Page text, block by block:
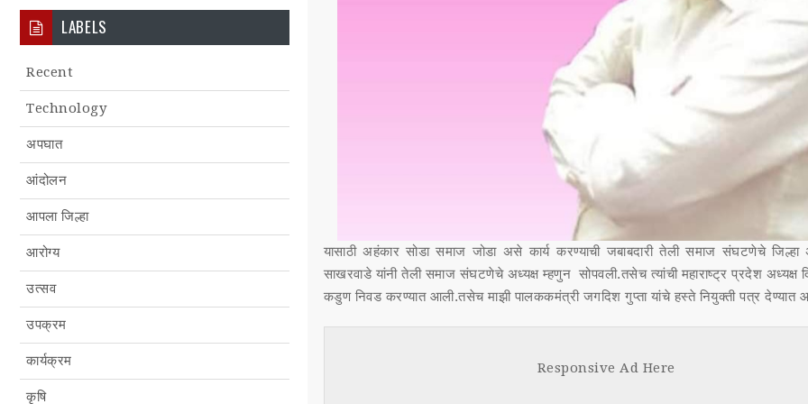
LABELS
Recent
Technology
अपघात
आंदोलन
आपला जिल्हा
आरोग्य
उत्सव
उपक्रम
कार्यक्रम
कृषि
यासाठी अहंकार सोडा समाज जोडा असे कार्य करण्याची जबाबदारी तेली समाज संघटणेचे जिल्हा
साखरवाडे यांनी तेली समाज संघटणेचे अध्यक्ष म्हणुन सोपवली.तसेच त्यांची महाराष्ट्र प्रदेश अध्यक्ष
कडुण निवड करण्यात आली.तसेच माझी पालककमंत्री जगदिश गुप्ता यांचे हस्ते नियुक्ती पत्र देण्यात
Responsive Ad Here